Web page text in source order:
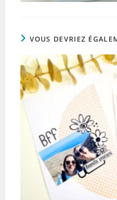
VOUS DEVRIEZ